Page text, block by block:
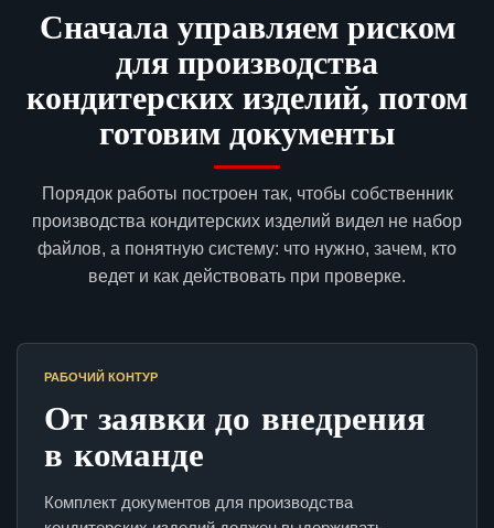
Сначала управляем риском
для производства
кондитерских изделий, потом
готовим документы
Порядок работы построен так, чтобы собственник
производства кондитерских изделий видел не набор
файлов, а понятную систему: что нужно, зачем, кто
ведет и как действовать при проверке.
РАБОЧИЙ КОНТУР
От заявки до внедрения
в команде
Комплект документов для производства